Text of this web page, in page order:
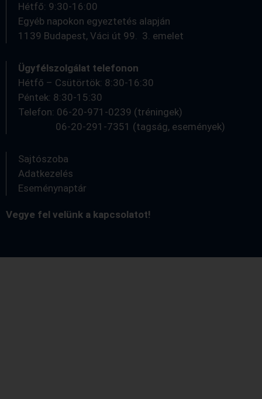
Hétfő: 9:30-16:00
Egyéb napokon egyeztetés alapján
1139 Budapest, Váci út 99. 3. emelet
Ügyfélszolgálat telefonon
Hétfő – Csütörtök: 8:30-16:30
Péntek: 8:30-15:30
Telefon: 06-20-971-0239 (tréningek)
06-20-291-7351 (tagság, események)
Sajtószoba
Adatkezelés
Eseménynaptár
Vegye fel velünk a kapcsolatot!